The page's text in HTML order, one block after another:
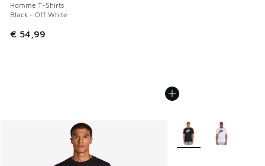
Homme T-Shirts
Black - Off White
€ 54,99
Plus de couleurs